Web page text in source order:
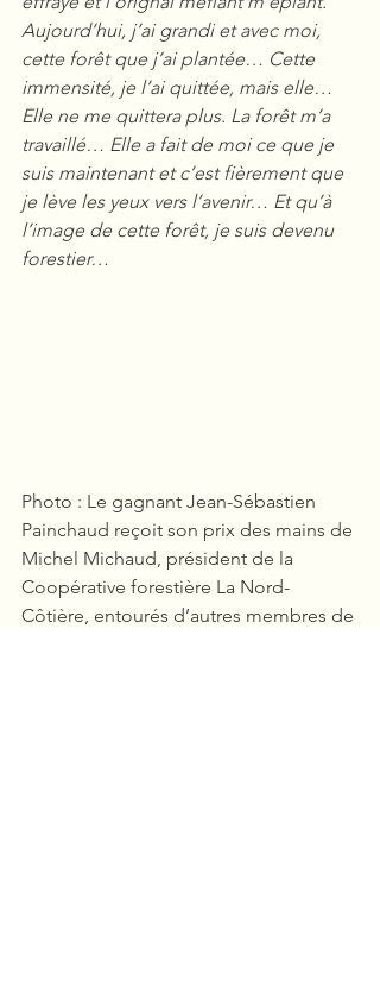
Aujourd’hui, j’ai grandi et avec moi,
cette forêt que j’ai plantée… Cette
immensité, je l’ai quittée, mais elle…
Elle ne me quittera plus. La forêt m’a
travaillé… Elle a fait de moi ce que je
suis maintenant et c’est fièrement que
je lève les yeux vers l’avenir… Et qu’à
l’image de cette forêt, je suis devenu
forestier…
Photo : Le gagnant Jean-Sébastien
Painchaud reçoit son prix des mains de
Michel Michaud, président de la
Coopérative forestière La Nord-
Côtière, entourés d’autres membres de